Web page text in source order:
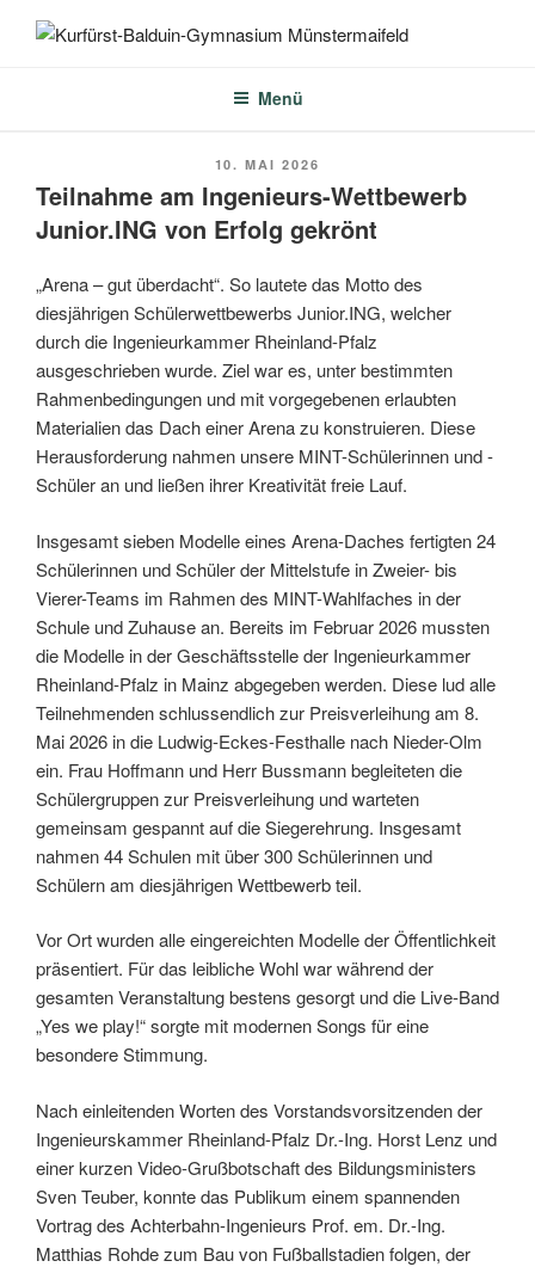
Inhalt
Menü
VERÖFFENTLICHT
10. MAI 2026
Teilnahme am Ingenieurs-Wettbewerb
Junior.ING von Erfolg gekrönt
„Arena – gut überdacht“. So lautete das Motto des
diesjährigen Schülerwettbewerbs Junior.ING, welcher
durch die Ingenieurkammer Rheinland-Pfalz
ausgeschrieben wurde. Ziel war es, unter bestimmten
Rahmenbedingungen und mit vorgegebenen erlaubten
Materialien das Dach einer Arena zu konstruieren. Diese
Herausforderung nahmen unsere MINT-Schülerinnen und -
Schüler an und ließen ihrer Kreativität freie Lauf.
Insgesamt sieben Modelle eines Arena-Daches fertigten 24
Schülerinnen und Schüler der Mittelstufe in Zweier- bis
Vierer-Teams im Rahmen des MINT-Wahlfaches in der
Schule und Zuhause an. Bereits im Februar 2026 mussten
die Modelle in der Geschäftsstelle der Ingenieurkammer
Rheinland-Pfalz in Mainz abgegeben werden. Diese lud alle
Teilnehmenden schlussendlich zur Preisverleihung am 8.
Mai 2026 in die Ludwig-Eckes-Festhalle nach Nieder-Olm
ein. Frau Hoffmann und Herr Bussmann begleiteten die
Schülergruppen zur Preisverleihung und warteten
gemeinsam gespannt auf die Siegerehrung. Insgesamt
nahmen 44 Schulen mit über 300 Schülerinnen und
Schülern am diesjährigen Wettbewerb teil.
Vor Ort wurden alle eingereichten Modelle der Öffentlichkeit
präsentiert. Für das leibliche Wohl war während der
gesamten Veranstaltung bestens gesorgt und die Live-Band
„Yes we play!“ sorgte mit modernen Songs für eine
besondere Stimmung.
Nach einleitenden Worten des Vorstandsvorsitzenden der
Ingenieurskammer Rheinland-Pfalz Dr.-Ing. Horst Lenz und
einer kurzen Video-Grußbotschaft des Bildungsministers
Sven Teuber, konnte das Publikum einem spannenden
Vortrag des Achterbahn-Ingenieurs Prof. em. Dr.-Ing.
Matthias Rohde zum Bau von Fußballstadien folgen, der